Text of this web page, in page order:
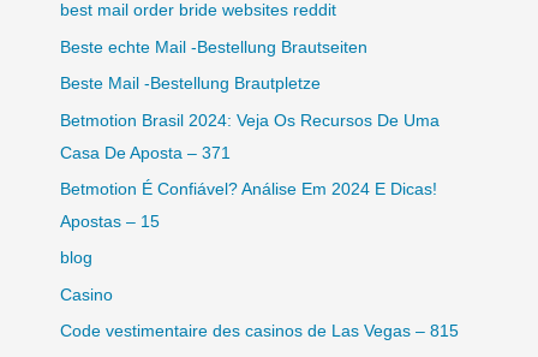
best mail order bride websites reddit
Beste echte Mail -Bestellung Brautseiten
Beste Mail -Bestellung Brautpletze
Betmotion Brasil 2024: Veja Os Recursos De Uma
Casa De Aposta – 371
Betmotion É Confiável? Análise Em 2024 E Dicas!
Apostas – 15
blog
Casino
Code vestimentaire des casinos de Las Vegas – 815